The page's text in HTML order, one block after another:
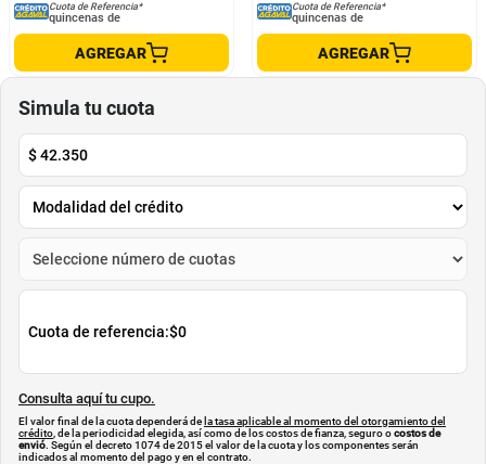
Cuota de Referencia*
quincenas de
AGREGAR
Cuota de Referencia*
quincenas de
AGREGAR
Simula tu cuota
$42.350
Cuota de referencia:$0
Consulta aquí tu cupo.
El valor final de la cuota dependerá de la tasa aplicable al momento del otorgamiento del
crédito , de la periodicidad elegida, así como de los costos de fianza, seguro ocostos de
envió. Según el decreto 1074 de 2015 el valor de la cuota y los componentes serán
indicados al momento del pago y en el contrato.